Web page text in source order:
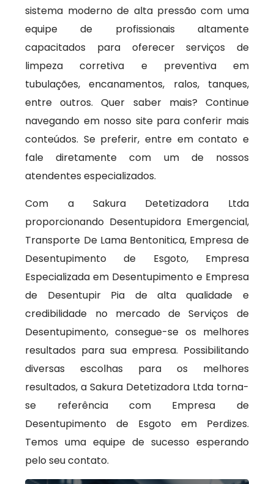
sistema moderno de alta pressão com uma
equipe de profissionais altamente
capacitados para oferecer serviços de
limpeza corretiva e preventiva em
tubulações, encanamentos, ralos, tanques,
entre outros. Quer saber mais? Continue
navegando em nosso site para conferir mais
conteúdos. Se preferir, entre em contato e
fale diretamente com um de nossos
atendentes especializados.
Com a Sakura Detetizadora Ltda
proporcionando Desentupidora Emergencial,
Transporte De Lama Bentonitica, Empresa de
Desentupimento de Esgoto, Empresa
Especializada em Desentupimento e Empresa
de Desentupir Pia de alta qualidade e
credibilidade no mercado de Serviços de
Desentupimento, consegue-se os melhores
resultados para sua empresa. Possibilitando
diversas escolhas para os melhores
resultados, a Sakura Detetizadora Ltda torna-
se referência com Empresa de
Desentupimento de Esgoto em Perdizes.
Temos uma equipe de sucesso esperando
pelo seu contato.